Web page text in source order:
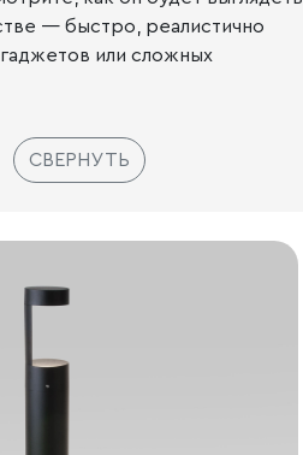
— быстро, реалистично
или сложных
СВЕРНУТЬ